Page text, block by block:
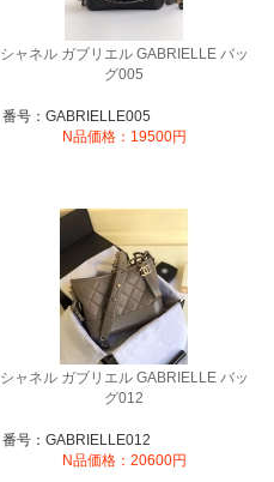
シャネル ガブリエル GABRIELLE バッ
グ005
番号：GABRIELLE005
N品価格：19500円
シャネル ガブリエル GABRIELLE バッ
グ012
番号：GABRIELLE012
N品価格：20600円